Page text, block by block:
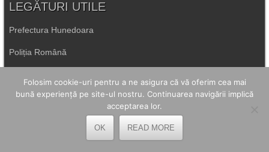
LEGĂTURI UTILE
Prefectura Hunedoara
Poliția Română
Consiliul Județean Hunedoara
Folosim cookie-uri pentru a ne asigura că vă oferim cea mai
bună experiență pe site-ul nostru. Continuarea navigării implică
acceptarea lor.
OK READ MORE